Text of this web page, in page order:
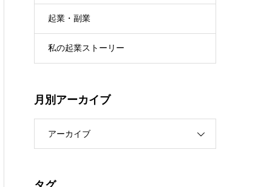
起業・副業
私の起業ストーリー
月別アーカイブ
アーカイブ